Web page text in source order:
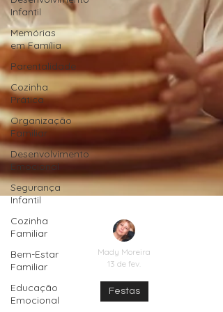
Infantil
Memórias
em Família
Parentalidade
Cozinha
Prática
Organização
Familiar
Desenvolvimento
Emocional
Segurança
Infantil
Cozinha
Familiar
Bem-Estar
Familiar
Educação
Emocional
Mady Moreira
13 de fev.